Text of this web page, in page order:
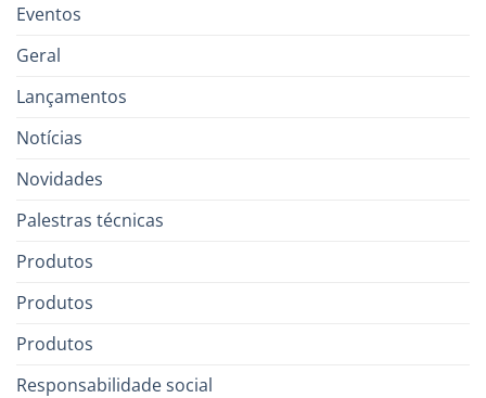
Eventos
Geral
Lançamentos
Notícias
Novidades
Palestras técnicas
Produtos
Produtos
Produtos
Responsabilidade social